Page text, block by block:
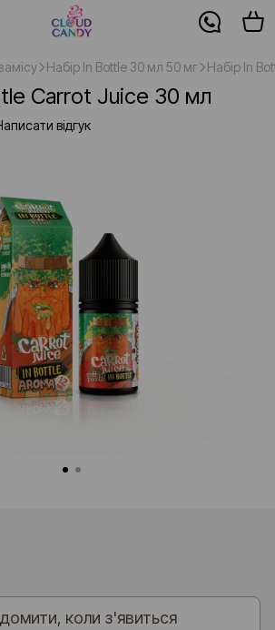
Набір In Bottle 30 мл 50 мг Набір In
Carrot Juice 30 мл
відгук
коли з'явиться